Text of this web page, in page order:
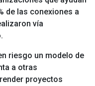
de las conexiones a
vía
riesgo un modelo de
a otras
proyectos